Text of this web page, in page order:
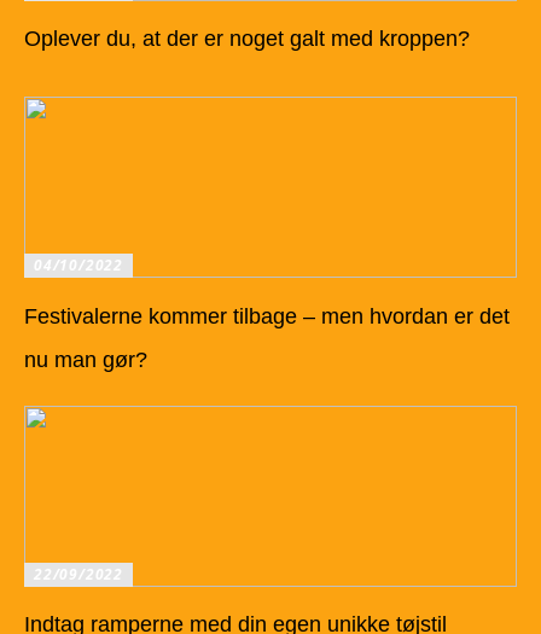
Oplever du, at der er noget galt med kroppen?
04/10/2022
Festivalerne kommer tilbage – men hvordan er det
nu man gør?
22/09/2022
Indtag ramperne med din egen unikke tøjstil